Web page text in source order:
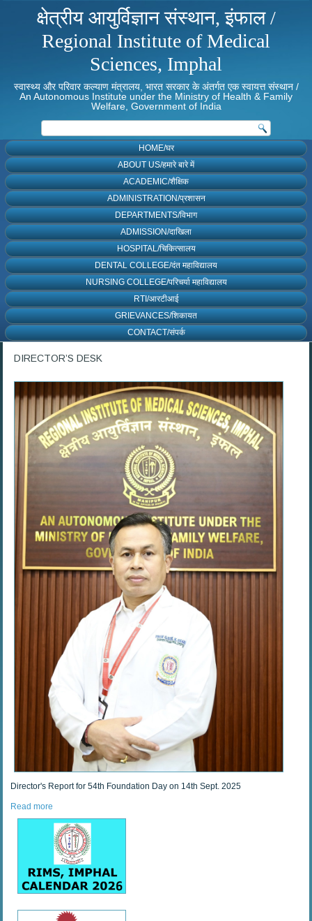
क्षेत्रीय आयुर्विज्ञान संस्थान, इंफाल /
Regional Institute of Medical
Sciences, Imphal
स्वास्थ्य और परिवार कल्याण मंत्रालय, भारत सरकार के अंतर्गत एक स्वायत्त संस्थान /
An Autonomous Institute under the Ministry of Health & Family
Welfare, Government of India
HOME/घर
ABOUT US/हमारे बारे में
ACADEMIC/शैक्षिक
ADMINISTRATION/प्रशासन
DEPARTMENTS/विभाग
ADMISSION/दाखिला
HOSPITAL/चिकित्सालय
DENTAL COLLEGE/दंत महाविद्यालय
NURSING COLLEGE/परिचर्या महाविद्यालय
RTI/आरटीआई
GRIEVANCES/शिकायत
CONTACT/संपर्क
DIRECTOR’S DESK
Director's Report for 54th Foundation Day on 14th Sept. 2025
Read more